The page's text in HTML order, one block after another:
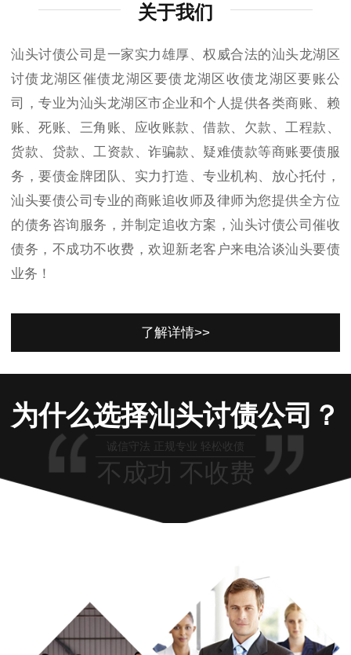
关于我们
汕头讨债公司是一家实力雄厚、权威合法的汕头龙湖区
讨债龙湖区催债龙湖区要债龙湖区收债龙湖区要账公
司，专业为汕头龙湖区市企业和个人提供各类商账、赖
账、死账、三角账、应收账款、借款、欠款、工程款、
货款、贷款、工资款、诈骗款、疑难债款等商账要债服
务，要债金牌团队、实力打造、专业机构、放心托付，
汕头要债公司专业的商账追收师及律师为您提供全方位
的债务咨询服务，并制定追收方案，汕头讨债公司催收
债务，不成功不收费，欢迎新老客户来电洽谈汕头要债
业务！
了解详情>>
为什么选择汕头讨债公司？
诚信守法 正规专业 轻松收债
不成功 不收费